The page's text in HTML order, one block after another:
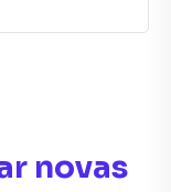
novas